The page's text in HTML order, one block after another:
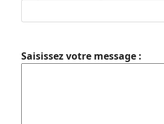
Saisissez votre message :